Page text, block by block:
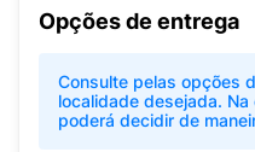
Opções de entrega
Consulte pelas opções
localidade desejada.
poderá decidir de